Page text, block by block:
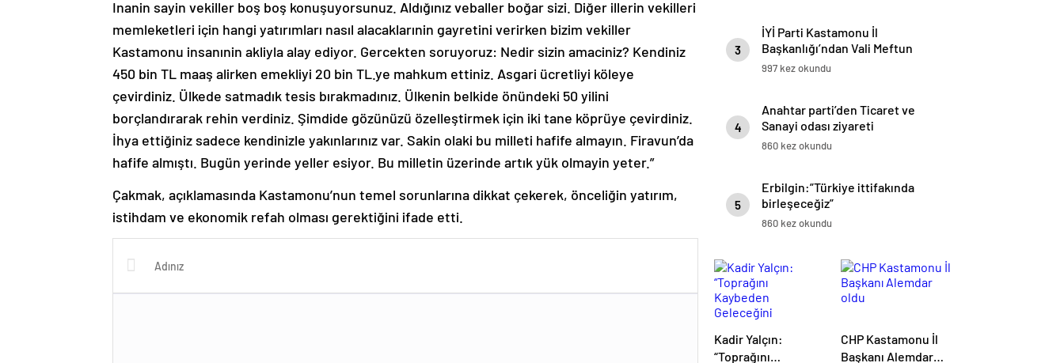
Inanin sayin vekiller boş boş konuşuyorsunuz. Aldığınız veballer boğar sizi. Diğer illerin vekilleri
memleketleri için hangi yatırımları nasıl alacaklarınin gayretini verirken bizim vekiller
Kastamonu insanınin akliyla alay ediyor. Gercekten soruyoruz: Nedir sizin amaciniz? Kendiniz
450 bin TL maaş alirken emekliyi 20 bin TL.ye mahkum ettiniz. Asgari ücretliyi köleye
çevirdiniz. Ülkede satmadık tesis bırakmadınız. Ülkenin belkide önündeki 50 yilini
borçlandırarak rehin verdiniz. Şimdide gözünüzü özelleştirmek için iki tane köprüye çevirdiniz.
İhya ettiğiniz sadece kendinizle yakınlarınız var. Sakin olaki bu milleti hafife almayın. Firavun’da
hafife almıştı. Bugün yerinde yeller esiyor. Bu milletin üzerinde artık yük olmayin yeter.”
Çakmak, açıklamasında Kastamonu’nun temel sorunlarına dikkat çekerek, önceliğin yatırım,
istihdam ve ekonomik refah olması gerektiğini ifade etti.
3
İYİ Parti Kastamonu İl
Başkanlığı’ndan Vali Meftun
Dallı’ya Ziyaret
997 kez okundu
4
Anahtar parti’den Ticaret ve
Sanayi odası ziyareti
860 kez okundu
5
Erbilgin:”Türkiye ittifakında
birleşeceğiz”
860 kez okundu
Kadir Yalçın:
“Toprağını
CHP Kastamonu İl
Başkanı Alemdar